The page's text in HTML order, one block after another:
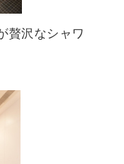
贅沢なシャワ